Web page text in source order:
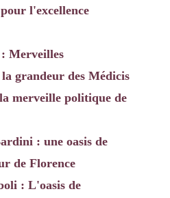
l'excellence
Merveilles
grandeur des Médicis
merveille politique de
: une oasis de
de Florence
: L'oasis de